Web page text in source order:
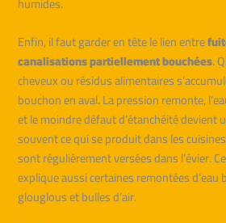
Enfin, il faut garder en tête le lien entre
canalisations partiellement bouchées.
cheveux ou résidus alimentaires
bouchon en aval. La pression remonte,
et le moindre défaut d’étanchéité devient
souvent ce qui se produit dans les
sont régulièrement versées dans l’évier.
explique aussi certaines remontées d’eau
glouglous et bulles d’air.